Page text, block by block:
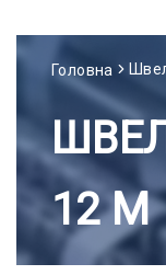
Головна
12 М